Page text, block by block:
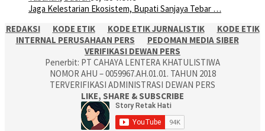
Jaga Kelestarian Ekosistem, Bupati Sanjaya Tebar …
REDAKSI
KODE ETIK KODE ETIK JURNALISTIK
KODE ETIK
INTERNAL PERUSAHAAN PERS
PEDOMAN MEDIA SIBER
VERIFIKASI DEWAN PERS
Penerbit: PT CAHAYA LENTERA KHATULISTIWA
NOMOR AHU – 0059967.AH.01.01. TAHUN 2018
TERVERIFIKASI ADMINISTRASI DEWAN PERS
LIKE, SHARE & SUBSCRIBE